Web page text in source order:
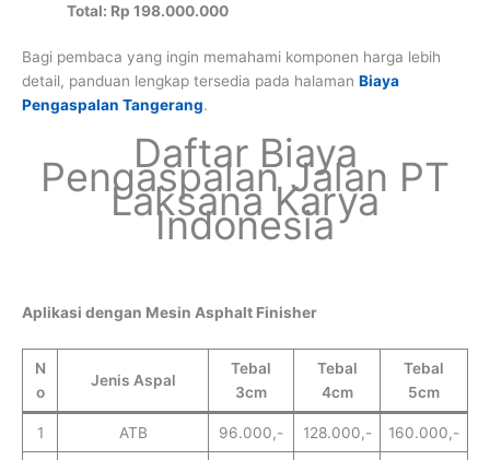
Total: Rp 198.000.000
Bagi pembaca yang ingin memahami komponen harga lebih
detail, panduan lengkap tersedia pada halaman Biaya
Pengaspalan Tangerang.
Daftar Biaya
Pengaspalan Jalan PT
Laksana Karya
Indonesia
Aplikasi dengan Mesin Asphalt Finisher
N
o
Jenis Aspal
Tebal
3cm
Tebal
4cm
Tebal
5cm
1 ATB 96.000,- 128.000,- 160.000,-